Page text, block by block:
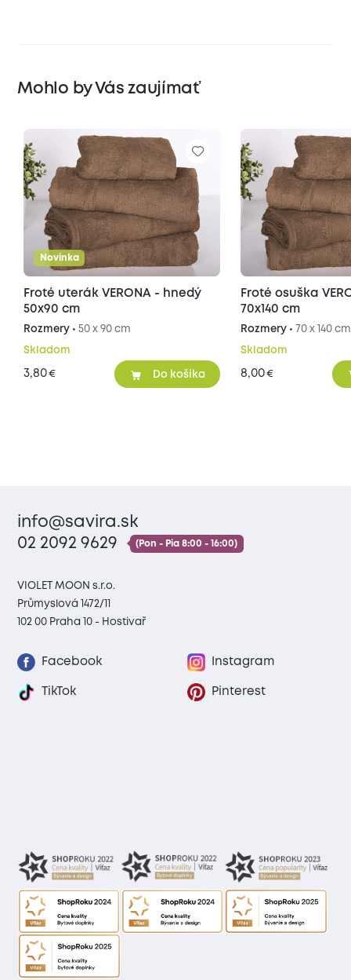
Mohlo by Vás zaujímať
Novinka
Froté uterák VERONA - hnedý
50x90 cm
Rozmery • 50 x 90 cm
Skladom
3,80€ Do košíka
Froté osuška
70x140 cm
Rozmery • 70 x 140 cm
Skladom
8,00€
info@savira.sk
02 2092 9629
(Pon - Pia 8:00 - 16:00)
VIOLET MOON s.r.o.
Průmyslová 1472/11
102 00 Praha 10 - Hostivař
Facebook Instagram
TikTok Pinterest